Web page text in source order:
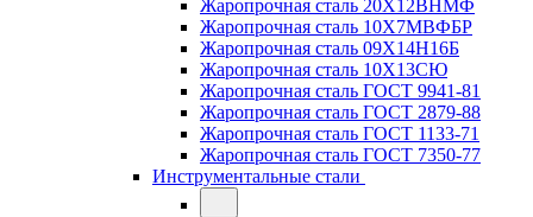
Жаропрочная сталь 20Х12ВНМФ
Жаропрочная сталь 10Х7МВФБР
Жаропрочная сталь 09Х14Н16Б
Жаропрочная сталь 10Х13СЮ
Жаропрочная сталь ГОСТ 9941-81
Жаропрочная сталь ГОСТ 2879-88
Жаропрочная сталь ГОСТ 1133-71
Жаропрочная сталь ГОСТ 7350-77
Инструментальные стали